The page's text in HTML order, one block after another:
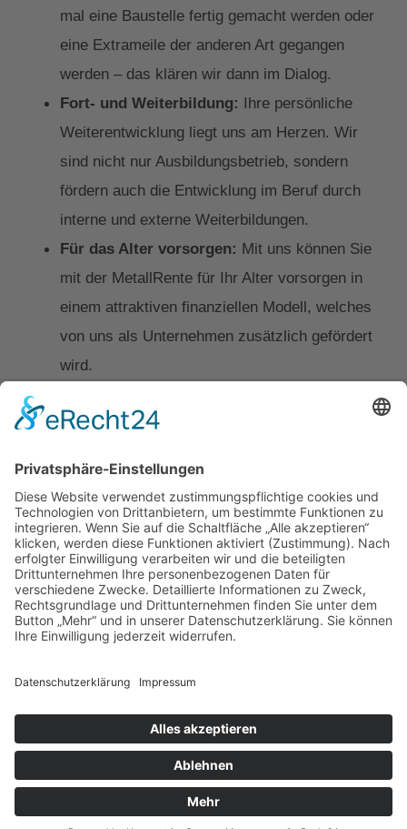
mal eine Baustelle fertig gemacht werden oder
eine Extrameile der anderen Art gegangen
werden – das klären wir dann im Dialog.
Fort- und Weiterbildung: Ihre persönliche
Weiterentwicklung liegt uns am Herzen. Wir
sind nicht nur Ausbildungsbetrieb, sondern
fördern auch die Entwicklung im Beruf durch
interne und externe Weiterbildungen.
Für das Alter vorsorgen: Mit uns können Sie
mit der MetallRente für Ihr Alter vorsorgen in
einem attraktiven finanziellen Modell, welches
von uns als Unternehmen zusätzlich gefördert
wird.
unterstützen wir Sie mit einem Ticket für den
Möglichkeit des JobRad Leasings.
Kontakt Impressum Datenschutz
Walter Fenster + Türen
34132 Kassel
Telefon: 0561 94099-0
info@walter-fenster.de